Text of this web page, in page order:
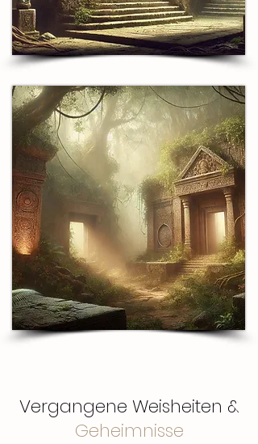
Vergangene Weisheiten &
Geheimnisse